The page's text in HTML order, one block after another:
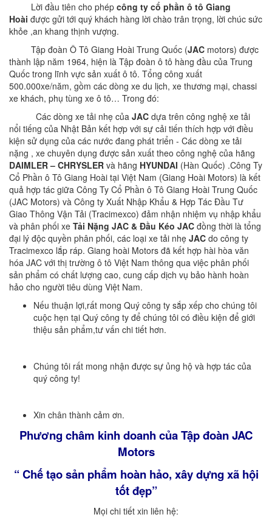
Lời đầu tiên cho phép công ty cổ phần ô tô Giang
Hoài được gửi tới quý khách hàng lời chào trân trọng, lời chúc sức
khỏe ,an khang thịnh vượng.
Tập đoàn Ô Tô Giang Hoài Trung Quốc (JAC motors) được
thành lập năm 1964, hiện là Tập đoàn ô tô hàng đầu của Trung
Quốc trong lĩnh vực sản xuất ô tô. Tổng công xuất
500.000xe/năm, gồm các dòng xe du lịch, xe thương mại, chassi
xe khách, phụ tùng xe ô tô… Trong đó:
Các dòng xe tải nhẹ của JAC dựa trên công nghệ xe tải
nổi tiếng của Nhật Bản kết hợp với sự cải tiến thích hợp với điều
kiện sử dụng của các nước đang phát triển - Các dòng xe tải
nặng , xe chuyên dụng được sản xuất theo công nghệ của hãng
DAIMLER – CHRYSLER và hãng HYUNDAI (Hàn Quốc) .Công Ty
Cổ Phần ô Tô Giang Hoài tại Việt Nam (Giang Hoài Motors) là kết
quả hợp tác giữa Công Ty Cổ Phần ô Tô Giang Hoài Trung Quốc
(JAC Motors) và Công ty Xuất Nhập Khẩu & Hợp Tác Đầu Tư
Giao Thông Vận Tải (Tracimexco) đảm nhận nhiệm vụ nhập khẩu
và phân phối xe Tải Nặng JAC & Đầu Kéo JAC đồng thời là tổng
đại lý độc quyền phân phối, các loại xe tải nhẹ JAC do công ty
Tracimexco lắp ráp. Giang hoài Motors đã kết hợp hài hòa văn
hóa JAC với thị trường ô tô Việt Nam thông qua việc phân phối
sản phẩm có chất lượng cao, cung cấp dịch vụ bảo hành hoàn
hảo cho người tiêu dùng Việt Nam.
Nếu thuận lợi,rất mong Quý công ty sắp xếp cho chúng tôi
cuộc hẹn tại Quý công ty để chúng tôi có điều kiện để giới
thiệu sản phẩm,tư vấn chi tiết hơn.
Chúng tôi rất mong nhận được sự ủng hộ và hợp tác của
quý công ty!
Xin chân thành cảm ơn.
Phương châm kinh doanh của Tập đoàn JAC
Motors
“ Chế tạo sản phẩm hoàn hảo, xây dựng xã hội
tốt đẹp”
Mọi chi tiết xin liên hệ: